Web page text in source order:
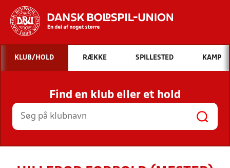
Hvad vil du søge efter?
INDHOLD OG NYHEDER
STILLINGER, RESULTATER, KLUBBER OG
HOLD
KLUB/HOLD RÆKKE SPILLESTED KAMP
Find en klub eller et hold